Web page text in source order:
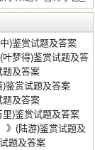
)鉴赏试题及答案
叶梦得)鉴赏试题及答
题及答案
)鉴赏试题及答案
题及答案
里)鉴赏试题及答案
》(陆游)鉴赏试题及
题及答案